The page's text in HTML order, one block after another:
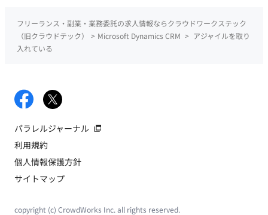
フリーランス・副業・業務委託の求人情報ならクラウドワークステック
（旧クラウドテック）
> Microsoft Dynamics CRM > アジャイルを取り
入れている
パラレルジャーナル
利用規約
個人情報保護方針
サイトマップ
copyright (c) CrowdWorks Inc. all rights reserved.